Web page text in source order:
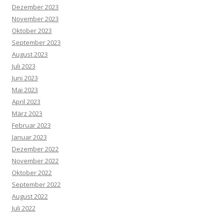
Dezember 2023
November 2023
Oktober 2023
September 2023
August 2023
Juli 2023
Juni 2023
Mai 2023
April 2023
März 2023
Februar 2023
Januar 2023
Dezember 2022
November 2022
Oktober 2022
September 2022
August 2022
Juli 2022